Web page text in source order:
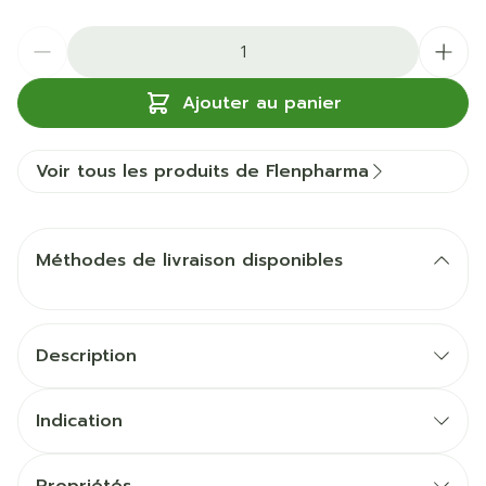
Ajouter au panier
Voir tous les produits de Flenpharma
Méthodes de livraison disponibles
Description
Indication